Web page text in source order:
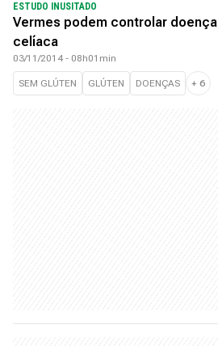
ESTUDO INUSITADO
Vermes podem controlar doença
celíaca
03/11/2014 - 08h01min
SEM GLÚTEN GLÚTEN DOENÇAS + 6